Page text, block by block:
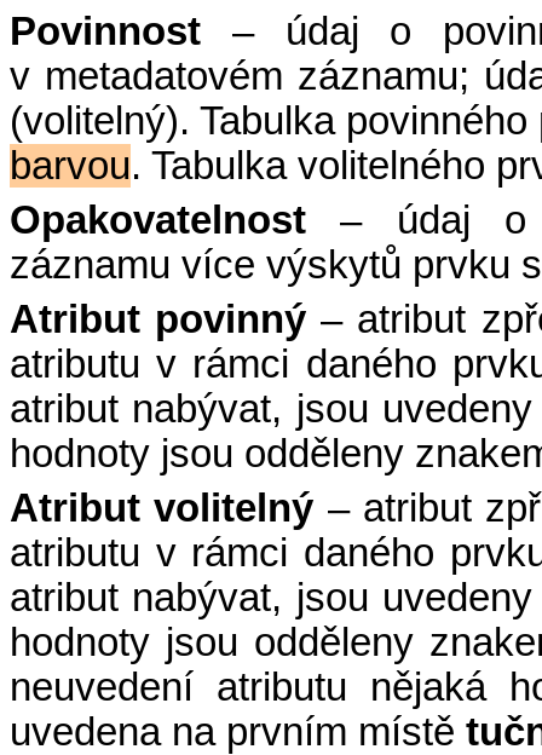
Povinnost – údaj o
v metadatovém záznamu;
(volitelný). Tabulka
barvou. Tabulka volitelného
Opakovatelnost – údaj o
záznamu více výskytů prvku
Atribut povinný – atribut
atributu v rámci daného
atribut nabývat, jsou
hodnoty jsou odděleny
Atribut volitelný – atribut
atributu v rámci daného
atribut nabývat, jsou
hodnoty jsou odděleny
neuvedení atributu nějaká
uvedena na prvním místě